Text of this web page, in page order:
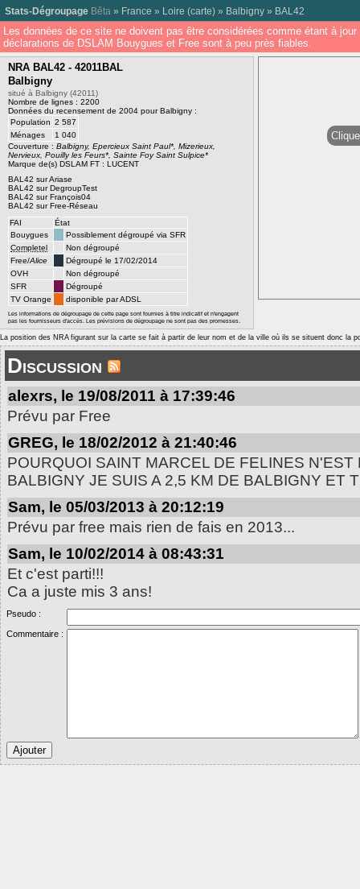
Stats-Dégroupage Bêta » France » Loire (carte) » Balbigny » BAL42
Les données de ce site ne doivent pas être considérées comme étant à
déclarations de DSLAM Bouygues et Free sont à peu près fiables.
NRA BAL42 - 42011BAL
Balbigny
situé à Balbigny (42011)
Nombre de lignes : 2200
Données du recensement de 2004 pour Balbigny :
Population 2 587
Ménages
1 040
Couverture : Balbigny, Epercieux Saint Paul*, Mizerieux,
Nervieux, Pouilly les Feurs*, Sainte Foy Saint Sulpice*
Marque de(s) DSLAM FT : LUCENT
BAL42 sur Ariase
BAL42 sur DegroupTest
BAL42 sur François04
BAL42 sur Free-Réseau
FAI
État
Bouygues
Possiblement dégroupé via SFR
Completel
Non dégroupé
Free/Alice
Dégroupé le 17/02/2014
OVH
Non dégroupé
SFR
Dégroupé
TV Orange
disponible par ADSL
Les informations de dégroupage de cette page sont fournies à titre indicatif et n'engagent
pas les fournisseurs d'accès. Les prévisions de dégroupage ne sont pas des promesses.
La position des NRA figurant sur la carte se fait à partir de leur nom et de la ville où ils se situent donc la
Discussion
alexrs, le 19/08/2011 à 17:39:46
Prévu par Free
GREG, le 18/02/2012 à 21:40:46
POURQUOI SAINT MARCEL DE FELINES
BALBIGNY JE SUIS A 2,5 KM DE BALBIGNY ET
Sam, le 05/03/2013 à 20:12:19
Prévu par free mais rien de fais en 2013...
Sam, le 10/02/2014 à 08:43:31
Et c'est parti!!!
Ca a juste mis 3 ans!
Pseudo :
Commentaire :